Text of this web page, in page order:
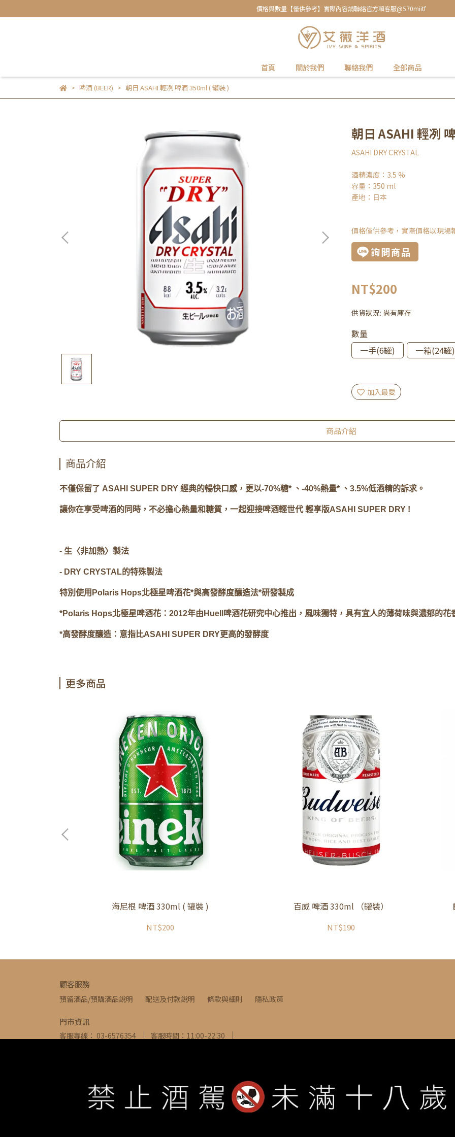
價格與數量【僅供參考】實際內容請聯絡官方賴客服@570miitf
首頁 關於我們 聯絡我們 全部商品
啤酒 (BEER) 朝日 ASAHI 輕冽 啤酒 350ml ( 罐裝 )
朝日 ASAHI 輕冽
ASAHI DRY CRYSTAL
酒精濃度：3.5 %
容量：350 ml
產地：日本
價格僅供參考，實際價格以現場
詢問商品
NT$200
供貨狀況: 尚有庫存
數量
一手(6罐)
一箱(24罐)
加入最愛
商品介紹
商品介紹
不僅保留了 ASAHI SUPER DRY 經典的暢快口感，更以-70%糖* 、-40%熱量* 、3.5%低酒精的訴求。
讓你在享受啤酒的同時，不必擔心熱量和糖質，一起迎接啤酒輕世代​ 輕享版ASAHI SUPER DRY ​!
- 生〈非加熱〉製法​
- DRY CRYSTAL的特殊製法​
特別使用Polaris Hops北極星啤酒花*與高發酵度釀造法*研發製成​
*Polaris Hops北極星啤酒花：2012年由Huell啤酒花研究中心推出，風味獨特，具有宜人的薄荷味與濃郁的花
*高發酵度釀造：意指比ASAHI SUPER DRY更高的發酵度​
更多商品
海尼根 啤酒 330ml ( 罐裝 )
NT$200
百威 啤酒 330ml （罐裝）
NT$190
顧客服務
預留酒品/預購酒品說明 配送及付款說明 條款與細則 隱私政策
門市資訊
客服專線： 03-6576354
客服時間：11:00-22:30
WE ARE ALWAYS AVAILABLE TO SERVE YOU ©IVYWINE